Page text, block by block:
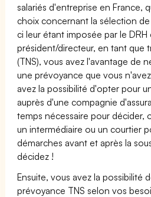
salariés d'entreprise en France,
choix concernant la sélection
ci leur étant imposée par le DRH
président/directeur, en tant que
(TNS), vous avez l'avantage de
une prévoyance que vous
avez la possibilité d'opter pour
auprès d'une compagnie
temps nécessaire pour décider,
un intermédiaire ou un courtier
démarches avant et après la
décidez !
Ensuite, vous avez la possibilité
prévoyance TNS selon vos